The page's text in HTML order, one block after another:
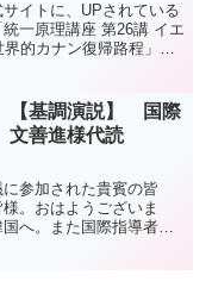
イトに、UPされている
一原理講座 第26講 イエ
界的カナン復帰路程」を
ぶ方にも分かりやすく
【基調演説】 国際
文善進様代読
参加された貴賓の皆
。おはようございま
へ。また国際指導者会